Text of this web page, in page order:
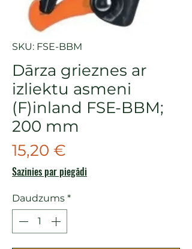
SKU: FSE-BBM
Dārza grieznes ar
izliektu asmeni
(F)inland FSE-BBM;
200 mm
15,20 €
Sazinies par piegādi
Daudzums *